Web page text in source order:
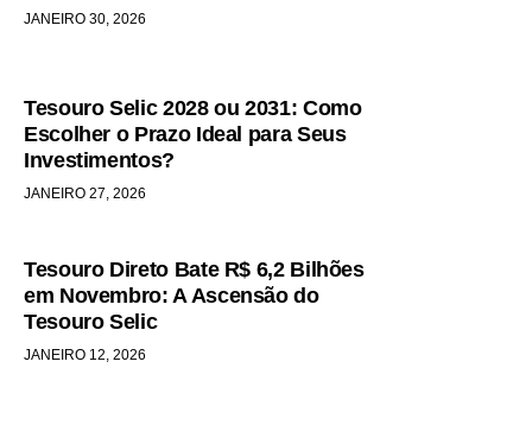
JANEIRO 30, 2026
Tesouro Selic 2028 ou 2031: Como
Escolher o Prazo Ideal para Seus
Investimentos?
JANEIRO 27, 2026
Tesouro Direto Bate R$ 6,2 Bilhões
em Novembro: A Ascensão do
Tesouro Selic
JANEIRO 12, 2026